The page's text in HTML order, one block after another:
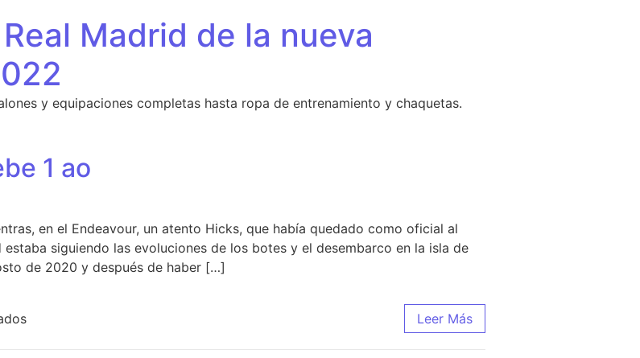
Madrid de la nueva
y equipaciones completas hasta ropa de entrenamiento y chaquetas.
1 ao
en el Endeavour, un atento Hicks, que había quedado como oficial al
siguiendo las evoluciones de los botes y el desembarco en la isla de
de 2020 y después de haber […]
en camiseta real madrid bebe 1 ao Leer Más